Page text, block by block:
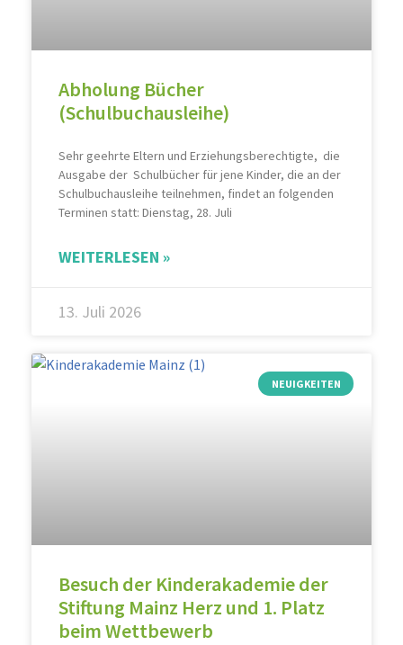
Abholung Bücher
(Schulbuchausleihe)
Sehr geehrte Eltern und Erziehungsberechtigte, die
Ausgabe der Schulbücher für jene Kinder, die an der
Schulbuchausleihe teilnehmen, findet an folgenden
Terminen statt: Dienstag, 28. Juli
WEITERLESEN »
13. Juli 2026
NEUIGKEITEN
Besuch der Kinderakademie der
Stiftung Mainz Herz und 1. Platz
beim Wettbewerb